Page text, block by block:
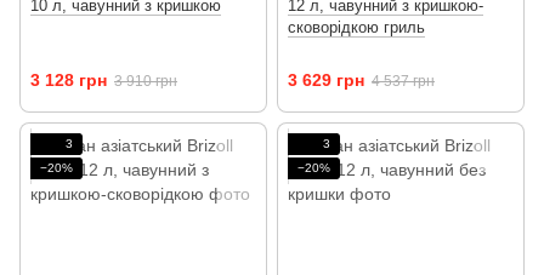
10 л, чавунний з кришкою
3 128 грн 3 910 грн
12 л, чавунний з кришкою-
сковорідкою гриль
3 629 грн 4 537 грн
3
−20%
3
−20%